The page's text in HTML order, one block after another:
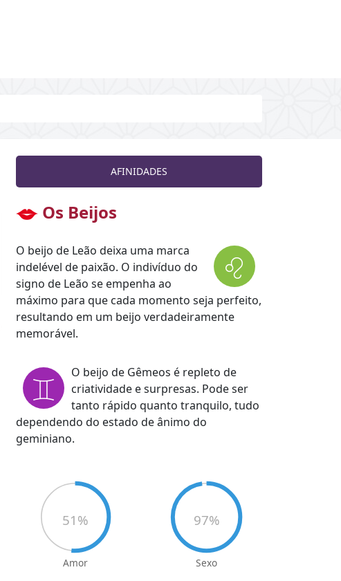
AFINIDADES
Os Beijos
O beijo de Leão deixa uma marca
indelével de paixão. O indivíduo do
signo de Leão se empenha ao
máximo para que cada momento seja perfeito,
resultando em um beijo verdadeiramente
memorável.
O beijo de Gêmeos é repleto de
criatividade e surpresas. Pode ser
tanto rápido quanto tranquilo, tudo
dependendo do estado de ânimo do
geminiano.
Amor
51%
Sexo
97%